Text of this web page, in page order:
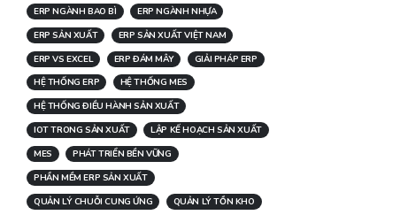
ERP NGÀNH BAO BÌ
ERP NGÀNH NHỰA
ERP SẢN XUẤT
ERP SẢN XUẤT VIỆT NAM
ERP VS EXCEL
ERP ĐÁM MÂY
GIẢI PHÁP ERP
HỆ THỐNG ERP
HỆ THỐNG MES
HỆ THỐNG ĐIỀU HÀNH SẢN XUẤT
IOT TRONG SẢN XUẤT
LẬP KẾ HOẠCH SẢN XUẤT
MES
PHÁT TRIỂN BỀN VỮNG
PHẦN MỀM ERP SẢN XUẤT
QUẢN LÝ CHUỖI CUNG ỨNG
QUẢN LÝ TỒN KHO